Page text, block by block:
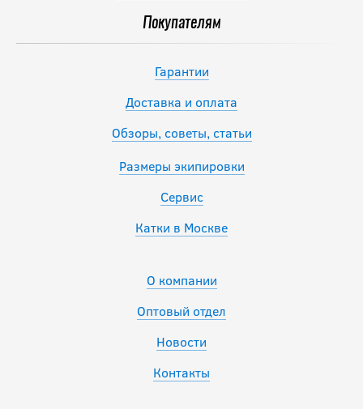
Покупателям
Гарантии
Доставка и оплата
Обзоры, советы, статьи
Размеры экипировки
Сервис
Катки в Москве
О компании
Оптовый отдел
Новости
Контакты